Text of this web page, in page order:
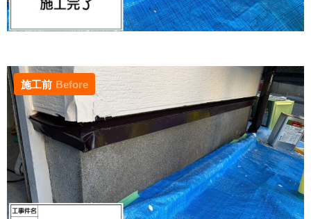
施工前 Before